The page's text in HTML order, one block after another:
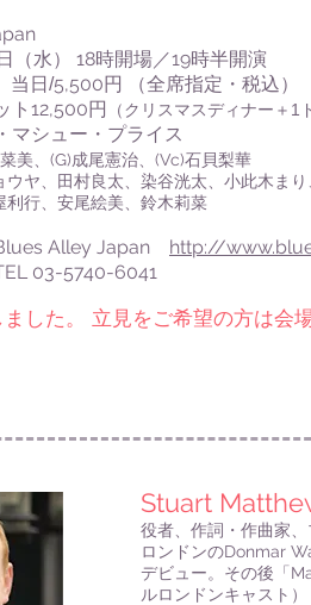
日（水） 18時開場／19時半開演
当日/5,500 円
（全席指定・税込）
12,500 円 （クリスマスディナー＋1
マシュー・プライス
美、 (G)成尾憲治、 (Vc)石貝梨華
田村良太、染谷洸太、小此木まり
、安尾絵美、鈴木莉菜
Alley Japan http://
6041
した。 立見をご希望の方は会
Stuart
役者、作詞・作曲家
ロンドンのDonmar
デビュー。その後「
ルロンドンキャスト）